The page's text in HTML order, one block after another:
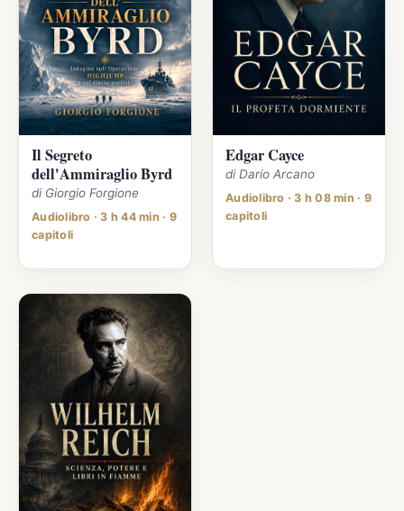
Il Segreto
dell'Ammiraglio Byrd
di Giorgio Forgione
Audiolibro · 3 h 44 min · 9
capitoli
Edgar Cayce
di Dario Arcano
Audiolibro · 3 h 08 min · 9
capitoli